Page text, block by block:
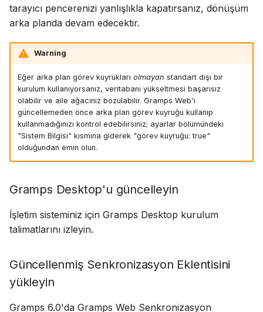
tarayıcı pencerenizi yanlışlıkla kapatırsanız, dönüşüm
arka planda devam edecektir.
Warning
Eğer arka plan görev kuyrukları olmayan standart dışı bir
kurulum kullanıyorsanız, veritabanı yükseltmesi başarısız
olabilir ve aile ağacınız bozulabilir. Gramps Web'i
güncellemeden önce arka plan görev kuyruğu kullanıp
kullanmadığınızı kontrol edebilirsiniz; ayarlar bölümündeki
"Sistem Bilgisi" kısmına giderek "görev kuyruğu: true"
olduğundan emin olun.
Gramps Desktop'u güncelleyin
İşletim sisteminiz için Gramps Desktop kurulum
talimatlarını izleyin.
Güncellenmiş Senkronizasyon Eklentisini
yükleyin
Gramps 6.0'da Gramps Web Senkronizasyon